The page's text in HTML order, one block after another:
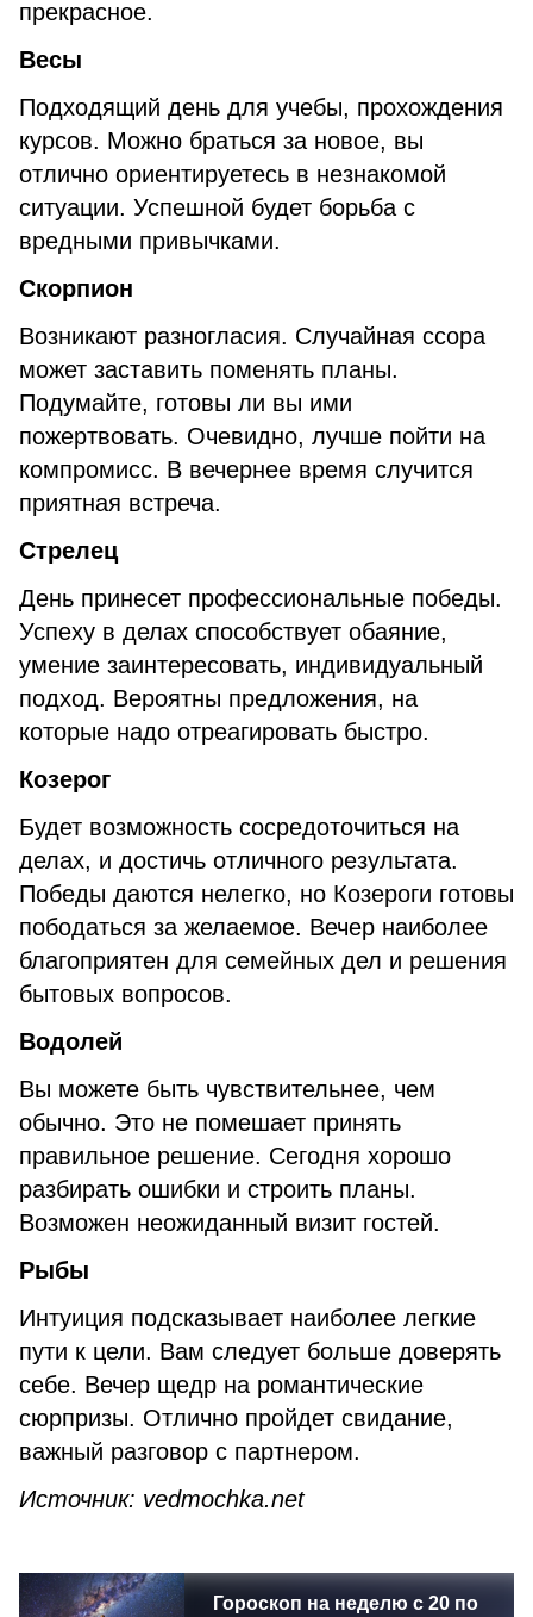
прекрасное.
Весы
Подходящий день для учебы, прохождения
курсов. Можно браться за новое, вы
отлично ориентируетесь в незнакомой
ситуации. Успешной будет борьба с
вредными привычками.
Скорпион
Возникают разногласия. Случайная ссора
может заставить поменять планы.
Подумайте, готовы ли вы ими
пожертвовать. Очевидно, лучше пойти на
компромисс. В вечернее время случится
приятная встреча.
Стрелец
День принесет профессиональные победы.
Успеху в делах способствует обаяние,
умение заинтересовать, индивидуальный
подход. Вероятны предложения, на
которые надо отреагировать быстро.
Козерог
Будет возможность сосредоточиться на
делах, и достичь отличного результата.
Победы даются нелегко, но Козероги готовы
пободаться за желаемое. Вечер наиболее
благоприятен для семейных дел и решения
бытовых вопросов.
Водолей
Вы можете быть чувствительнее, чем
обычно. Это не помешает принять
правильное решение. Сегодня хорошо
разбирать ошибки и строить планы.
Возможен неожиданный визит гостей.
Рыбы
Интуиция подсказывает наиболее легкие
пути к цели. Вам следует больше доверять
себе. Вечер щедр на романтические
сюрпризы. Отлично пройдет свидание,
важный разговор с партнером.
Источник: vedmochka.net
Гороскоп на неделю с 20 по